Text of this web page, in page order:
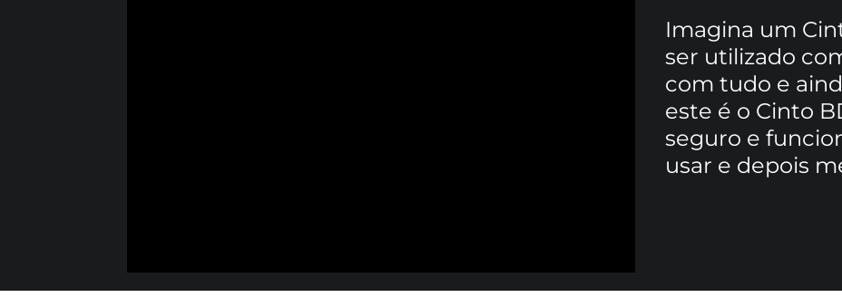
Imagina um
ser utilizado
com tudo e
este é o Cinto
seguro e
usar e depois